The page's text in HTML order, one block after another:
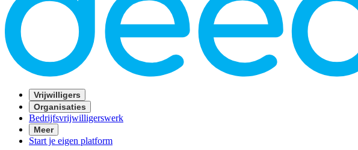
Vrijwilligers
Organisaties
Bedrijfsvrijwilligerswerk
Meer
Start je eigen platform